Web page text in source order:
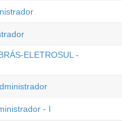
ELETROSUL -
- I